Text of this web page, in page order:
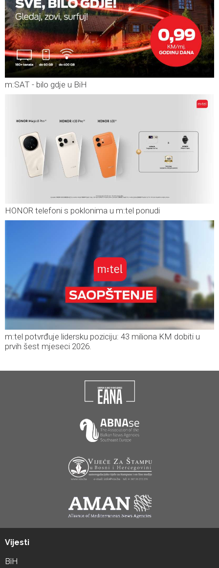
m:SAT - bilo gdje u BiH
HONOR telefoni s poklonima u m:tel ponudi
m:tel potvrđuje lidersku poziciju: 43 miliona KM dobiti u
prvih šest mjeseci 2026.
Vijesti
BiH